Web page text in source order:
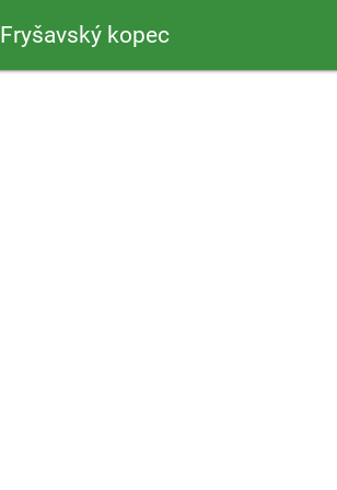
Fryšavský kopec